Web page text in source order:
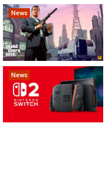
News
News